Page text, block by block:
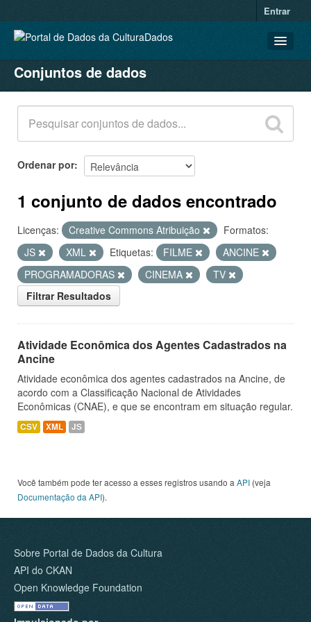
Entrar
CONJUNTOS DE DADOS
ORGANIZAÇÕES
GRUPOS
SOBRE
Conjuntos de dados
Ordenar por
1 conjunto de dados encontrado
Licenças: Creative Commons Atribuição
Formatos:
JS
XML Etiquetas: FILME
ANCINE
PROGRAMADORAS
CINEMA
TV
Filtrar Resultados
Atividade Econômica dos Agentes Cadastrados na
Ancine
Atividade econômica dos agentes cadastrados na Ancine, de
acordo com a Classificação Nacional de Atividades
Econômicas (CNAE), e que se encontram em situação regular.
CSV XML JS
Você também pode ter acesso a esses registros usando a API (veja
Documentação da API).
Sobre Portal de Dados da Cultura
API do CKAN
Open Knowledge Foundation